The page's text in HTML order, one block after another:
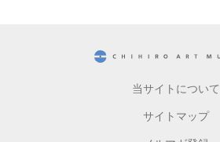
当サイトについて
サイトマップ